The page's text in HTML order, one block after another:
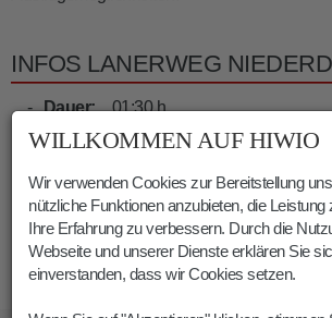
INFOS LANERWEG
Dauer:
01:30 h
Länge:
5.7 km
Min. Höhe:
Max. Höhe:
1359 m
WILLKOMMEN AUF HIWIO
Wir verwenden Cookies zur Bereitstellung
nützliche Funktionen anzubieten, die
Ihre Erfahrung zu verbessern. Durch die
Webseite und unserer Dienste erklären Sie
einverstanden, dass wir Cookies setzen.